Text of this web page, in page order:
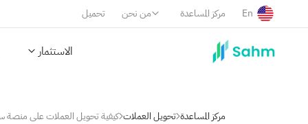
تحميل من نحن مركز المساعدة En
الاستثمار
مركز المساعدة تحويل العملات كيفية تحويل العملات على منصة